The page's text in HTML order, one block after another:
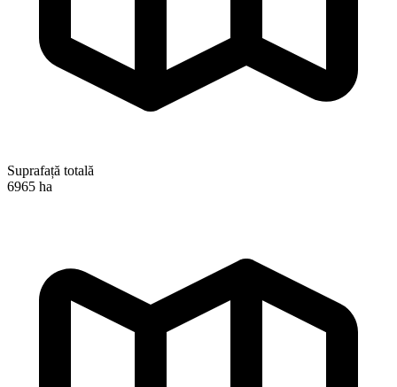
Suprafață totală
6965 ha